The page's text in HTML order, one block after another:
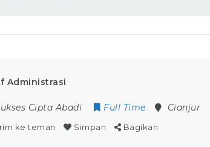
Administrasi
Cipta Abadi Full Time Cianjur
ke teman Simpan Bagikan